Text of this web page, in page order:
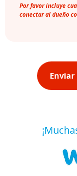
Por favor incluye
conectar al dueño
Enviar